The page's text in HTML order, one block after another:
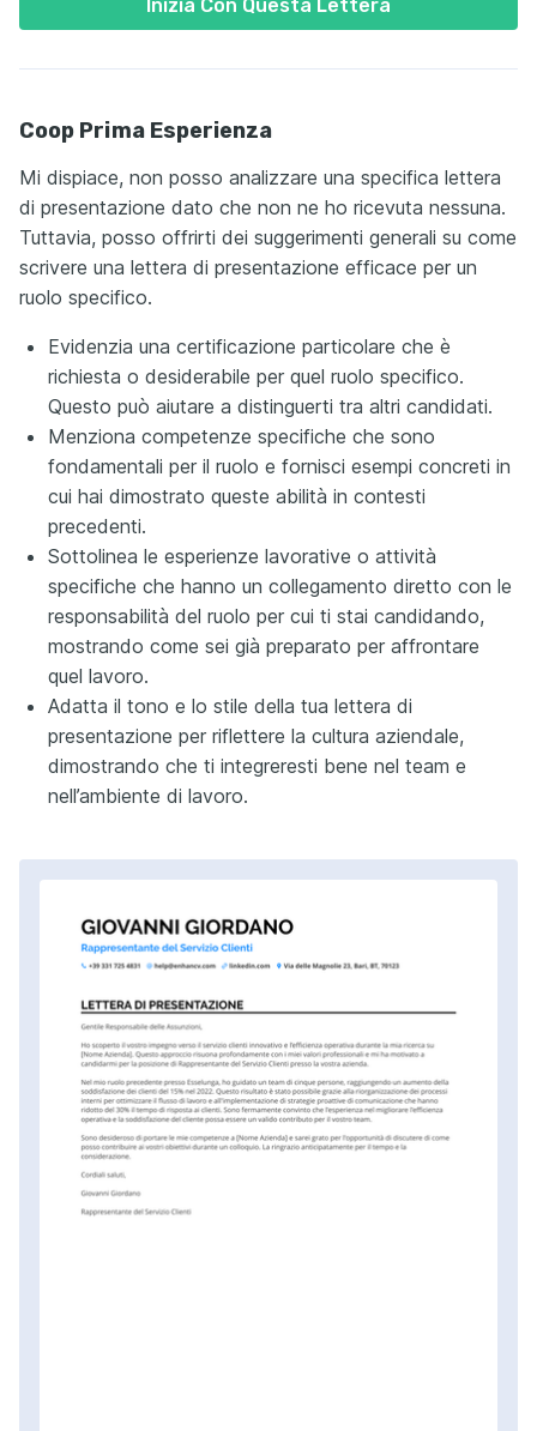
Inizia Con Questa Lettera
Coop Prima Esperienza
Mi dispiace, non posso analizzare una specifica lettera
di presentazione dato che non ne ho ricevuta nessuna.
Tuttavia, posso offrirti dei suggerimenti generali su come
scrivere una lettera di presentazione efficace per un
ruolo specifico.
Evidenzia una certificazione particolare che è
richiesta o desiderabile per quel ruolo specifico.
Questo può aiutare a distinguerti tra altri candidati.
Menziona competenze specifiche che sono
fondamentali per il ruolo e fornisci esempi concreti in
cui hai dimostrato queste abilità in contesti
precedenti.
Sottolinea le esperienze lavorative o attività
specifiche che hanno un collegamento diretto con le
responsabilità del ruolo per cui ti stai candidando,
mostrando come sei già preparato per affrontare
quel lavoro.
Adatta il tono e lo stile della tua lettera di
presentazione per riflettere la cultura aziendale,
dimostrando che ti integreresti bene nel team e
nell’ambiente di lavoro.